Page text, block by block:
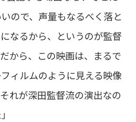
ので、声量もなるべく落と
なるから、というのが監督
から、この映画は、まるで
ィルムのように見える映像
れが深田監督流の演出なの